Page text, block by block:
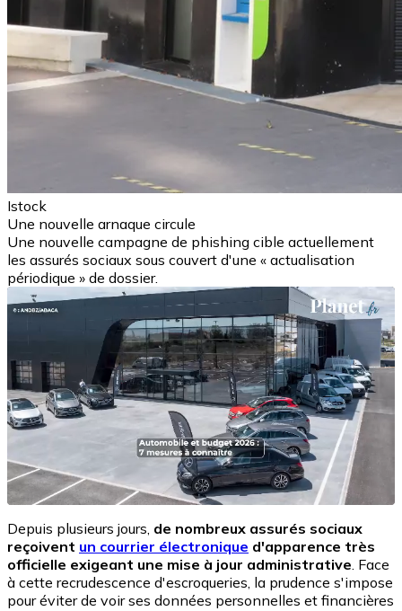
Istock
Une nouvelle arnaque circule
Une nouvelle campagne de phishing cible actuellement
les assurés sociaux sous couvert d'une « actualisation
périodique » de dossier.
Depuis plusieurs jours, de nombreux assurés sociaux
reçoivent un courrier électronique d'apparence très
officielle exigeant une mise à jour administrative . Face
à cette recrudescence d'escroqueries, la prudence s'impose
pour éviter de voir ses données personnelles et financières